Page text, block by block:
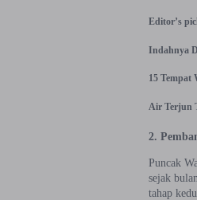
Editor’s
Indahnya
15 Tempat
Air Terjun
2.
Puncak
sejak
tahap